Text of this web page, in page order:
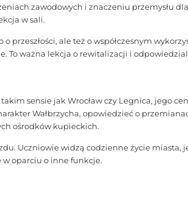
zawodowych i znaczeniu przemysłu
w sali.
przeszłości, ale też o współczesnym
To ważna lekcja o rewitalizacji i
sensie jak Wrocław czy Legnica, jego
Wałbrzycha, opowiedzieć o
ośrodków kupieckich.
Uczniowie widzą codzienne życie miasta,
oparciu o inne funkcje.